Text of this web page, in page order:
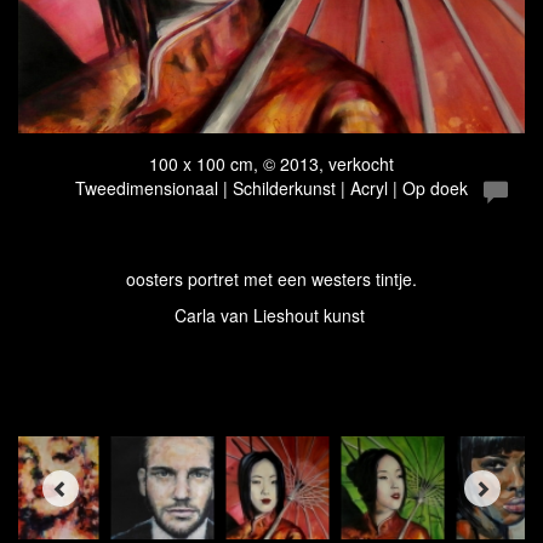
100 x 100 cm, © 2013, verkocht
Tweedimensionaal | Schilderkunst | Acryl | Op doek
oosters portret met een westers tintje.
Carla van Lieshout kunst